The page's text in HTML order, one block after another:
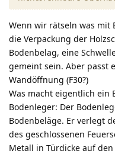
Wenn wir rätseln was mit
die Verpackung der
Bodenbelag, eine
gemeint sein. Aber passt
Wandöffnung (F30?)
Was macht eigentlich ein
Bodenleger: Der
Bodenbeläge. Er verlegt
des geschlossenen
Metall in Türdicke auf